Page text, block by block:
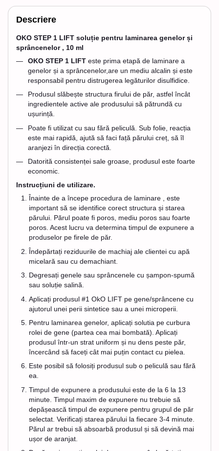
Descriere
OKO STEP 1 LIFT soluție pentru laminarea genelor și
sprâncenelor , 10 ml
OKO STEP 1 LIFT este prima etapă de laminare a
genelor și a sprâncenelor,are un mediu alcalin și este
responsabil pentru distrugerea legăturilor disulfidice.
Produsul slăbește structura firului de păr, astfel încât
ingredientele active ale produsului să pătrundă cu
ușurință.
Poate fi utilizat cu sau fără peliculă. Sub folie, reacția
este mai rapidă, ajută să faci față părului creț, să îl
aranjezi în direcția corectă.
Datorită consistenței sale groase, produsul este foarte
economic.
Instrucțiuni de utilizare.
Înainte de a începe procedura de laminare , este
important să se identifice corect structura și starea
părului. Părul poate fi poros, mediu poros sau foarte
poros. Acest lucru va determina timpul de expunere a
produselor pe firele de păr.
Îndepărtați reziduurile de machiaj ale clientei cu apă
micelară sau cu demachiant.
Degresați genele sau sprâncenele cu șampon-spumă
sau soluție salină.
Aplicați produsul #1 OkO LIFT pe gene/sprâncene cu
ajutorul unei perii sintetice sau a unei microperii.
Pentru laminarea genelor, aplicați solutia pe curbura
rolei de gene (partea cea mai bombată). Aplicați
produsul într-un strat uniform și nu dens peste păr,
încercând să faceți cât mai puțin contact cu pielea.
Este posibil să folosiți produsul sub o peliculă sau fără
ea.
Timpul de expunere a produsului este de la 6 la 13
minute. Timpul maxim de expunere nu trebuie să
depășească timpul de expunere pentru grupul de păr
selectat. Verificați starea părului la fiecare 3-4 minute.
Părul ar trebui să absoarbă produsul și să devină mai
ușor de aranjat.